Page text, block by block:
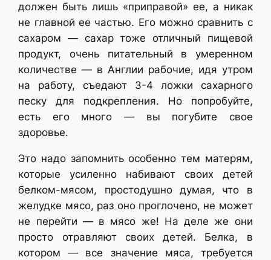
должен быть лишь «приправой» ее, а никак
не главной ее частью. Его можно сравнить с
сахаром — сахар тоже отличный пищевой
продукт, очень питательный в умеренном
количестве — в Англии рабочие, идя утром
на работу, съедают 3-4 ложки сахарного
песку для подкрепления. Но попробуйте,
есть его много — вы погубите свое
здоровье.
Это надо запомнить особенно тем матерям,
которые усиленно набивают своих детей
белком-мясом, простодушно думая, что в
желудке мясо, раз оно проглочено, не может
не перейти — в мясо же! На деле же они
просто отравляют своих детей. Белка, в
котором — все значение мяса, требуется